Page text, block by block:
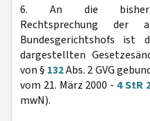
6. An die bisher
Rechtsprechung der
Bundesgerichtshofs ist
dargestellten
von § 132Abs. 2 GVG
vom 21. März 2000 -4 StR
mwN).